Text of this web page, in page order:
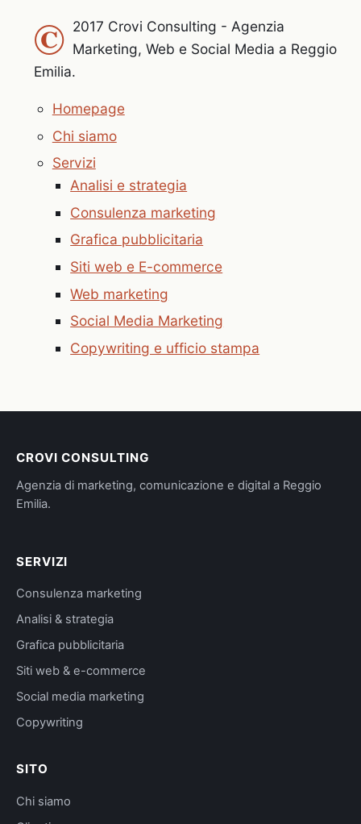
© 2017 Crovi Consulting - Agenzia
Marketing, Web e Social Media a Reggio
Emilia.
Homepage
Chi siamo
Servizi
Analisi e strategia
Consulenza marketing
Grafica pubblicitaria
Siti web e E-commerce
Web marketing
Social Media Marketing
Copywriting e ufficio stampa
CROVI CONSULTING
Agenzia di marketing, comunicazione e digital a Reggio
Emilia.
SERVIZI
Consulenza marketing
Analisi & strategia
Grafica pubblicitaria
Siti web & e-commerce
Social media marketing
Copywriting
SITO
Chi siamo